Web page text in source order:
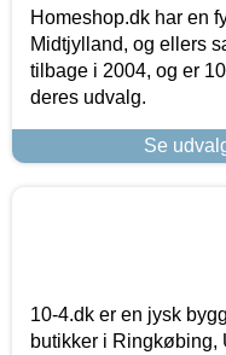
Homeshop.dk har en
Midtjylland, og ellers
tilbage i 2004, og er
deres udvalg.
Se
10-4.dk er en jysk
butikker i